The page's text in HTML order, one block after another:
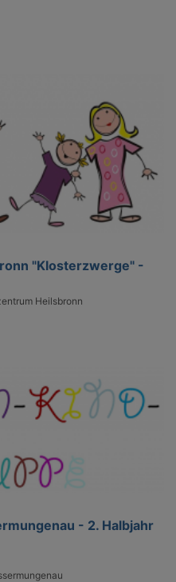
"Klosterzwerge" -
Heilsbronn
- 2. Halbjahr